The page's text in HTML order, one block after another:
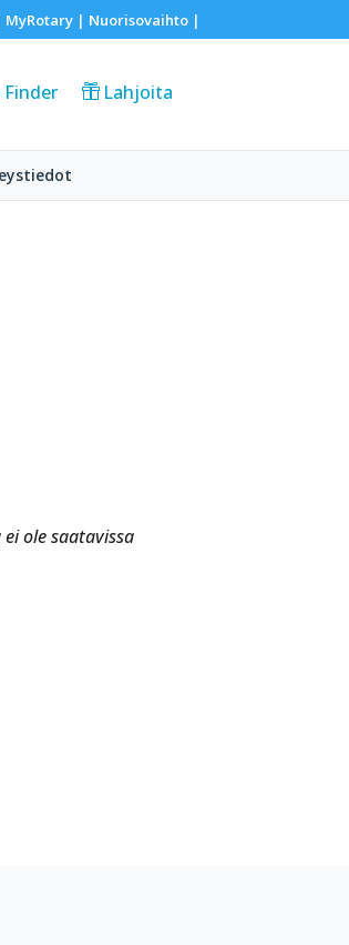
MyRotary | Nuorisovaihto|
Finder Lahjoita
ole saatavissa